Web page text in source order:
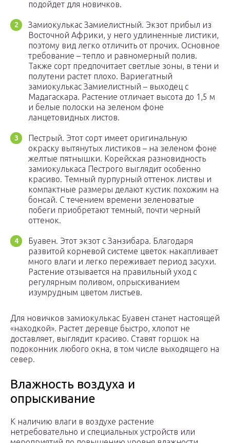
подойдет для новичков.
Замиокулькас Замиелистный. Экзот прибыл из
Восточной Африки, у него удлиненные листики,
поэтому вид легко отличить от прочих. Основное
требование – тепло и равномерный полив.
Также сорт предпочитает светлые зоны, в тени и
полутени растет плохо. Вариегатный
замиокулькас Замиелистный – выходец с
Мадагаскара. Растение отличает высота до 1,5 м
и белые полоски на зеленом фоне
ланцетовидных листов.
Пестрый. Этот сорт имеет оригинальную
окраску вытянутых листиков – на зеленом фоне
желтые пятнышки. Корейская разновидность
замиокулькаса Пестрого выглядит особенно
красиво. Темный пурпурный оттенок листвы и
компактные размеры делают кустик похожим на
бонсай. С течением времени зеленоватые
побеги приобретают темный, почти черный
оттенок.
Буавен. Этот экзот с Занзибара. Благодаря
развитой корневой системе цветок накапливает
много влаги и легко переживает период засухи.
Растение отзывается на правильный уход с
регулярным поливом, опрыскиванием
изумрудным цветом листьев.
Для новичков замиокулькас Буавен станет настоящей
«находкой». Растет деревце быстро, хлопот не
доставляет, выглядит красиво. Ставят горшок на
подоконник любого окна, в том числе выходящего на
север.
Влажность воздуха и
опрыскивание
К наличию влаги в воздухе растение
нетребовательно и специальных устройств или